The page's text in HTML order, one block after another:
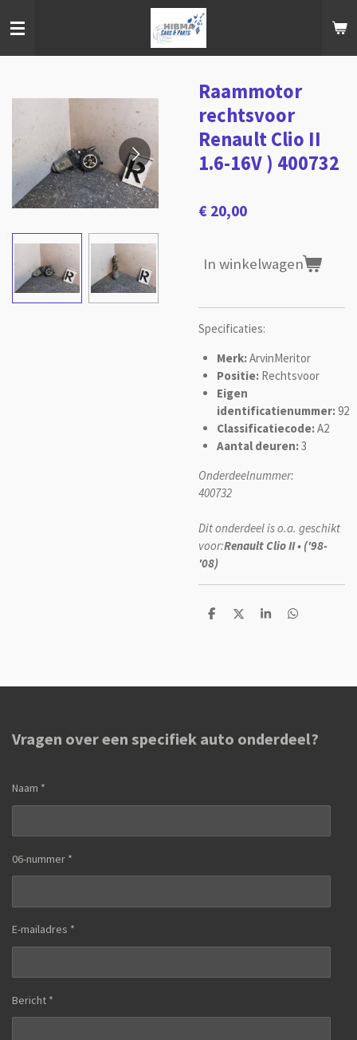
direct
Raammotor
rechtsvoor
Renault Clio II
1.6-16V ) 400732
€ 20,00
In winkelwagen
Specificaties:
Merk:ArvinMeritor
Positie: Rechtsvoor
Eigen
identificatienummer:92
Classificatiecode:A2
Aantal deuren:3
Onderdeelnummer:
400732
Dit onderdeel is o.a. geschikt
voor:Renault Clio II • ('98-
'08)
D
D
S
D
Vragen over een specifiek auto onderdeel?
Naam *
06-nummer *
E-mailadres *
Bericht *